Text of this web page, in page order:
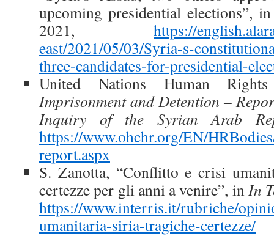
upcoming presidential elections”,
2021, https://
east/2021/05/03/Syria-s-
three-candidates-for-presidential-
United Nations Human
Imprisonment and Detention –
Inquiry of the Syrian Arab
https://www.ohchr.org/EN/
report.aspx
S. Zanotta, “Conflitto e crisi
certezze per gli anni a venire”, inIn
https://www.interris.it/rubriche/
umanitaria-siria-tragiche-certezze/